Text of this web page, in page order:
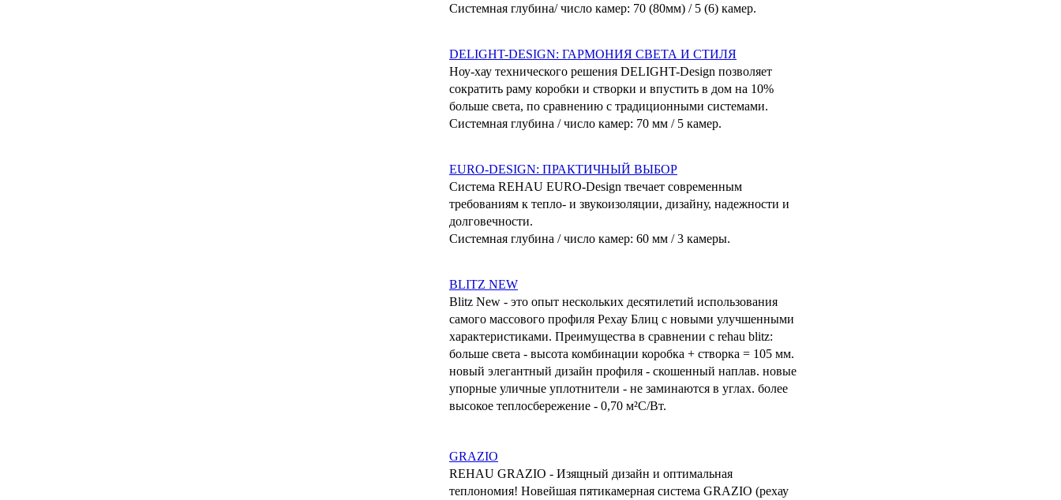
Системная глубина/ число камер: 70 (80мм) / 5 (6) камер.
DELIGHT-DESIGN: ГАРМОНИЯ СВЕТА И СТИЛЯ
Ноу-хау технического решения DELIGHT-Design позволяет
сократить раму коробки и створки и впустить в дом на 10%
больше света, по сравнению с традиционными системами.
Системная глубина / число камер: 70 мм / 5 камер.
EURO-DESIGN: ПРАКТИЧНЫЙ ВЫБОР
Cистема REHAU EURO-Design твечает современным
требованиям к тепло- и звукоизоляции, дизайну, надежности и
долговечности.
Системная глубина / число камер: 60 мм / 3 камеры.
BLITZ NEW
Blitz New - это опыт нескольких десятилетий использования
самого массового профиля Рехау Блиц с новыми улучшенными
характеристиками. Преимущества в сравнении с rehau blitz:
больше света - высота комбинации коробка + створка = 105 мм.
новый элегантный дизайн профиля - скошенный наплав. новые
упорные уличные уплотнители - не заминаются в углах. более
высокое теплосбережение - 0,70 м²С/Вт.
GRAZIO
REHAU GRAZIO - Изящный дизайн и оптимальная
теплономия! Новейшая пятикамерная система GRAZIO (рехау